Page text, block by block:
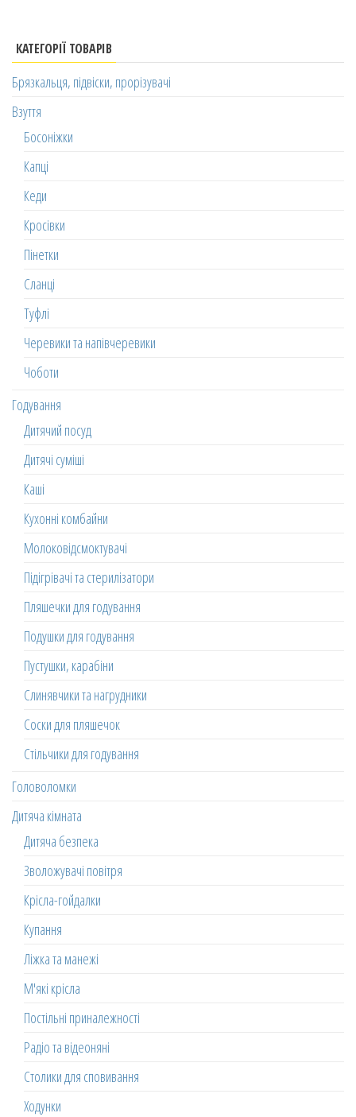
КАТЕГОРІЇ ТОВАРІВ
Брязкальця, підвіски, прорізувачі
Взуття
Босоніжки
Капці
Кеди
Кросівки
Пінетки
Сланці
Туфлі
Черевики та напівчеревики
Чоботи
Годування
Дитячий посуд
Дитячі суміші
Каші
Кухонні комбайни
Молоковідсмоктувачі
Підігрівачі та стерилізатори
Пляшечки для годування
Подушки для годування
Пустушки, карабіни
Слинявчики та нагрудники
Соски для пляшечок
Стільчики для годування
Головоломки
Дитяча кімната
Дитяча безпека
Зволожувачі повітря
Крісла-гойдалки
Купання
Ліжка та манежі
М'які крісла
Постільні приналежності
Радіо та відеоняні
Столики для сповивання
Ходунки